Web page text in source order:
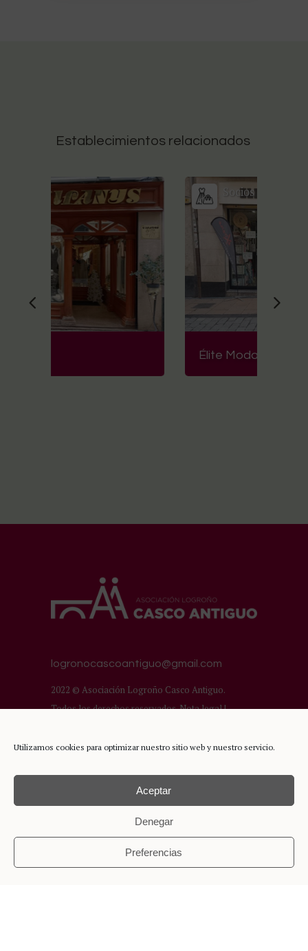
Utilizamos cookies para optimizar nuestro sitio web y nuestro servicio.
Aceptar
Denegar
Preferencias
Élite Moda
logronocascoantiguo@gmail.com
2022 © Asociación Logroño Casco Antiguo.
Inicio